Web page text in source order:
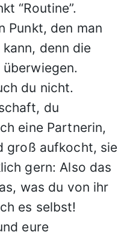
“Routine”.
Punkt, den man
denn die
du nicht.
du
eine Partnerin,
groß aufkocht, sie
gern: Also das
was du von ihr
es selbst!
eure